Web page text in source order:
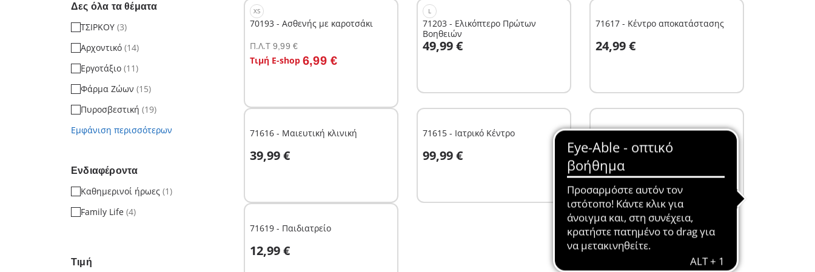
Δες όλα τα θέματα
ΤΣΙΡΚΟΥ (3)
Αρχοντικό (14)
Εργοτάξιο (11)
Φάρμα Ζώων (15)
Πυροσβεστική (19)
Εμφάνιση περισσότερων
Ενδιαφέροντα
Καθημερινοί ήρωες (1)
Family Life (4)
Τιμή
XS
70193 - Ασθενής με καροτσάκι
Π.Λ.T 9,99 €
Τιμή E-shop 6,99 €
Στο καλάθι
L
71203 - Ελικόπτερο Πρώτων
Βοηθειών
49,99 €
Στο καλάθι
71617 - Κέντρο αποκατάστασης
24,99 €
Στο καλάθι
71616 - Μαιευτική κλινική
39,99 €
Στο καλάθι
71615 - Ιατρικό Κέντρο
99,99 €
Στο καλάθι
71618 - Δωμάτιο μαγνητικής
τομογραφίας
19,99 €
Στο καλάθι
71619 - Παιδιατρείο
12,99 €
Στο καλάθι